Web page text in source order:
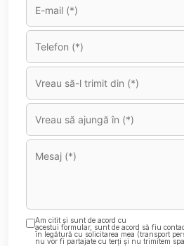
Am citit și sunt de acord cu
acestui formular, sunt de acord să fiu
în legătură cu solicitarea mea (transport
nu vor fi partajate cu terți și nu trimitem